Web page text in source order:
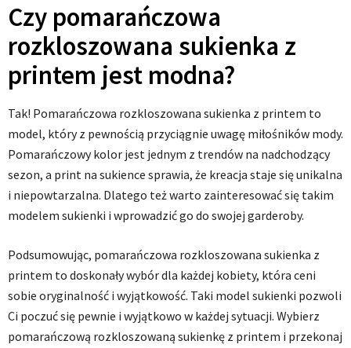
Czy pomarańczowa
rozkloszowana sukienka z
printem jest modna?
Tak! Pomarańczowa rozkloszowana sukienka z printem to
model, który z pewnością przyciągnie uwagę miłośników mody.
Pomarańczowy kolor jest jednym z trendów na nadchodzący
sezon, a print na sukience sprawia, że kreacja staje się unikalna
i niepowtarzalna. Dlatego też warto zainteresować się takim
modelem sukienki i wprowadzić go do swojej garderoby.
Podsumowując, pomarańczowa rozkloszowana sukienka z
printem to doskonały wybór dla każdej kobiety, która ceni
sobie oryginalność i wyjątkowość. Taki model sukienki pozwoli
Ci poczuć się pewnie i wyjątkowo w każdej sytuacji. Wybierz
pomarańczową rozkloszowaną sukienkę z printem i przekonaj